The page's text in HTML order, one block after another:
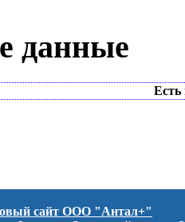
данные
Есть
сайт ООО "Антал+"